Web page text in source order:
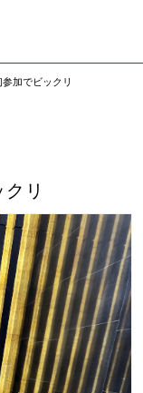
加でビックリ
リ